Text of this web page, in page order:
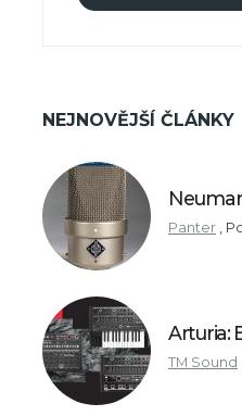
NEJNOVĚJŠÍ ČLÁNKY
Panter ,
Arturia:
TM Sound